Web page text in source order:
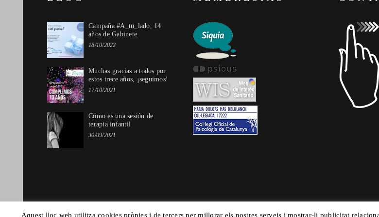
Campaña #A_tu_lado, 14
años de Gabinete
18/10/2022
Muchas gracias a todos por
estos trece años, ¡seguimos!
17/10/2021
Cómo es una sesión de
terapia infantil
30/09/2021
Aquest lloc web utilitza cookies pròpies i de tercers per millorar els nostres serveis i mostrar-li publicitat